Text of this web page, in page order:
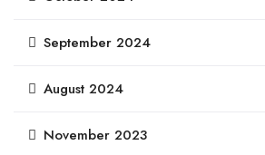
September 2024
August 2024
November 2023